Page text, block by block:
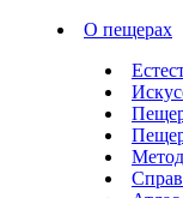
О пещерах